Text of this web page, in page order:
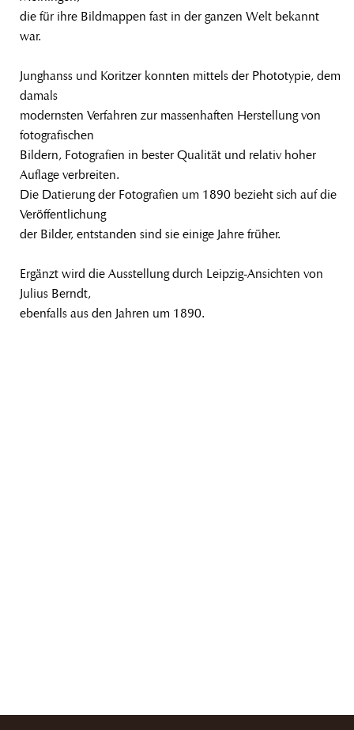
die für ihre Bildmappen fast in der ganzen Welt bekannt
war.
Junghanss und Koritzer konnten mittels der Phototypie, dem
damals
modernsten Verfahren zur massenhaften Herstellung von
fotografischen
Bildern, Fotografien in bester Qualität und relativ hoher
Auflage verbreiten.
Die Datierung der Fotografien um 1890 bezieht sich auf die
Veröffentlichung
der Bilder, entstanden sind sie einige Jahre früher.
Ergänzt wird die Ausstellung durch Leipzig-Ansichten von
Julius Berndt,
ebenfalls aus den Jahren um 1890.